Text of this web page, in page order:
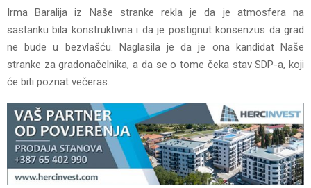
Irma Baralija iz Naše stranke rekla je da je atmosfera na
sastanku bila konstruktivna i da je postignut konsenzus da grad
ne bude u bezvlašću. Naglasila je da je ona kandidat Naše
stranke za gradonačelnika, a da se o tome čeka stav SDP-a, koji
će biti poznat večeras.